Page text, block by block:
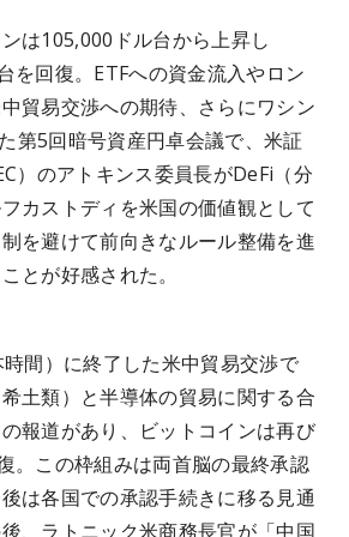
は105,000ドル台から上昇し
を回復。ETFへの資金流入やロン
貿易交渉への期待、さらにワシン
第5回暗号資産円卓会議で、米証
）のアトキンス委員長がDeFi（分
カストディを米国の価値観として
を避けて前向きなルール整備を進
とが好感された。
間）に終了した米中貿易交渉で
土類）と半導体の貿易に関する合
報道があり、ビットコインは再び
。この枠組みは両首脳の最終承認
は各国での承認手続きに移る見通
、ラトニック米商務長官が「中国